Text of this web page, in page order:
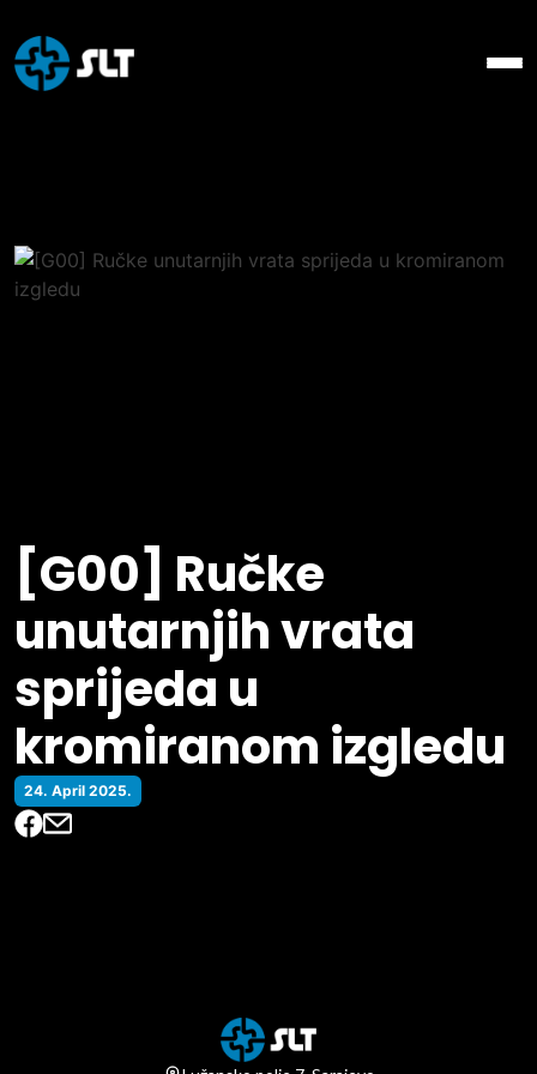
[G00] Ručke
unutarnjih vrata
sprijeda u
kromiranom izgledu
24. April 2025.